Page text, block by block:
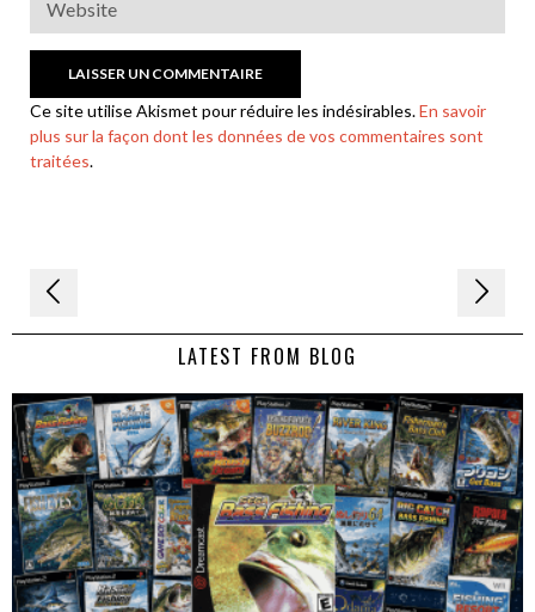
Ce site utilise Akismet pour réduire les indésirables.En savoir
plus sur la façon dont les données de vos commentaires sont
traitées.
Navigation
de LATEST FROM BLOG